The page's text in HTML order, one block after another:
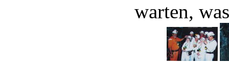
warten,